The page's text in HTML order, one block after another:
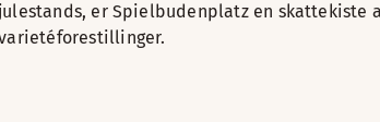
er Spielbudenplatz en skattekiste